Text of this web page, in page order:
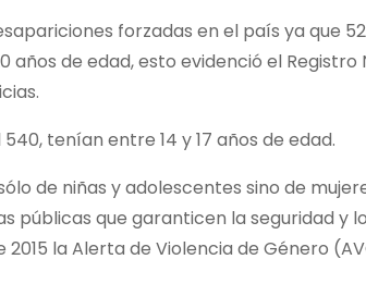
forzadas en el país ya que
de edad, esto evidenció el Registro
tenían entre 14 y 17 años de edad.
de niñas y adolescentes sino de
públicas que garanticen la seguridad y
la Alerta de Violencia de Género